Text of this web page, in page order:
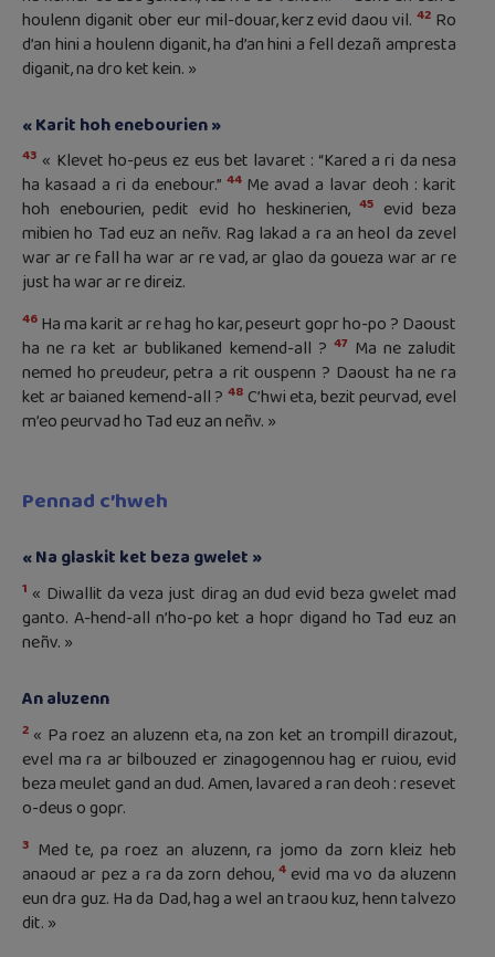
houlenn diganit ober eur mil-douar, kerz evid daou vil.42 Ro
d’an hini a houlenn diganit, ha d’an hini a fell dezañ ampresta
diganit, na dro ket kein. »
« Karit hoh enebourien »
43 « Klevet ho-peus ez eus bet lavaret : “Kared a ri da nesa
ha kasaad a ri da enebour.” 44Me avad a lavar deoh : karit
hoh enebourien, pedit evid ho heskinerien, 45 evid beza
mibien ho Tad euz an neñv. Rag lakad a ra an heol da zevel
war ar re fall ha war ar re vad, ar glao da goueza war ar re
just ha war ar re direiz.
46 Ha ma karit ar re hag ho kar, peseurt gopr ho-po ? Daoust
ha ne ra ket ar bublikaned kemend-all ? 47 Ma ne zaludit
nemed ho preudeur, petra a rit ouspenn ? Daoust ha ne ra
ket ar baianed kemend-all ? 48 C’hwi eta, bezit peurvad, evel
m’eo peurvad ho Tad euz an neñv. »
Pennad c’hweh
« Na glaskit ket beza gwelet »
1 « Diwallit da veza just dirag an dud evid beza gwelet mad
ganto. A-hend-all n’ho-po ket a hopr digand ho Tad euz an
neñv. »
An aluzenn
2 « Pa roez an aluzenn eta, na zon ket an trompill dirazout,
evel ma ra ar bilbouzed er zinagogennou hag er ruiou, evid
beza meulet gand an dud. Amen, lavared a ran deoh : resevet
o-deus o gopr.
3 Med te, pa roez an aluzenn, ra jomo da zorn kleiz heb
anaoud ar pez a ra da zorn dehou,4 evid ma vo da aluzenn
eun dra guz. Ha da Dad, hag a wel an traou kuz, henn talvezo
dit. »